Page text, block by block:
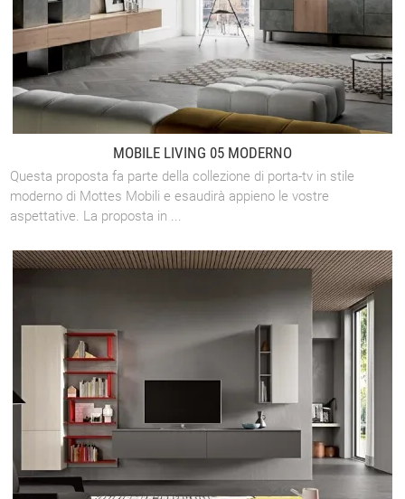
MOBILE LIVING 05 MODERNO
Questa proposta fa parte della collezione di porta-tv in stile
moderno di Mottes Mobili e esaudirà appieno le vostre
aspettative. La proposta in ...